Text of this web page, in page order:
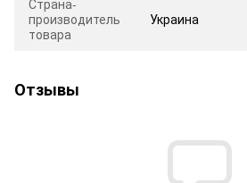
производитель
товара
Украина
Отзывы